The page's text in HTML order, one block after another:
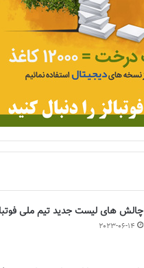
چالش هاى ليست جدید تيم ملى
2023-06-14